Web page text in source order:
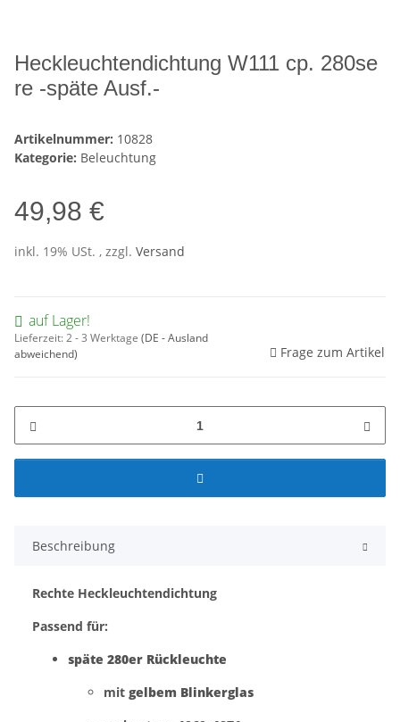
Heckleuchtendichtung W111 cp. 280se
re -späte Ausf.-
Artikelnummer: 10828
Kategorie: Beleuchtung
49,98 €
inkl. 19% USt. , zzgl. Versand
auf Lager!
Lieferzeit:2 - 3 Werktage (DE - Ausland
abweichend)
Frage zum Artikel
Beschreibung
Rechte Heckleuchtendichtung
Passend für:
späte 280er Rückleuchte
mit gelbem Blinkerglas